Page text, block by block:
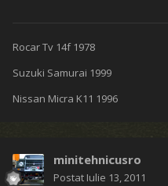
Rocar Tv 14f 1978
Suzuki Samurai 1999
Nissan Micra K11 1996
minitehnicusro
Postat Iulie 13, 2011